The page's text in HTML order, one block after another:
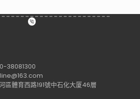
38081300
區體育西路191號中石化大厦46層